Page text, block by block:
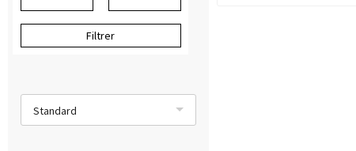
Filtrer
Standard